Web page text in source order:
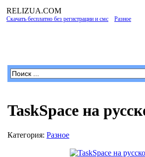
RELIZUA.COM
Скачать бесплатно без регистрации и смс Разное
TaskSpace на
Категория: Разное